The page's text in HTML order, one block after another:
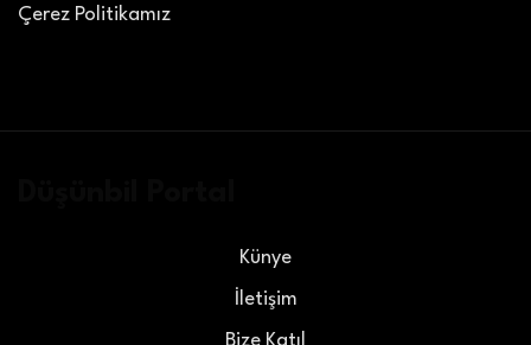
Çerez Politikamız
Künye
İletişim
Bize Katıl